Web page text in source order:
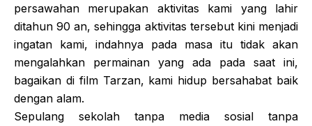
persawahan merupakan aktivitas kami yang lahir
ditahun 90 an, sehingga aktivitas tersebut kini menjadi
ingatan kami, indahnya pada masa itu tidak akan
mengalahkan permainan yang ada pada saat ini,
bagaikan di film Tarzan, kami hidup bersahabat baik
dengan alam.
Sepulang sekolah tanpa media sosial tanpa